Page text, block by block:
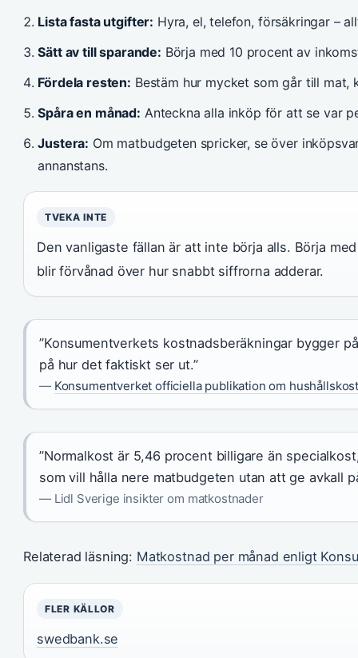
Lista fasta utgifter: Hyra, el, telefon, försäkringar –
Sätt av till sparande: Börja med 10 procent av
Fördela resten: Bestäm hur mycket som går till mat,
Spåra en månad: Anteckna alla inköp för att se var
Justera: Om matbudgeten spricker, se över
annanstans.
TVEKA INTE
Den vanligaste fällan är att inte börja alls. Börja
blir förvånad över hur snabbt siffrorna adderar.
”Konsumentverkets kostnadsberäkningar bygger
på hur det faktiskt ser ut.”
— Konsumentverket officiella publikation om
”Normalkost är 5,46 procent billigare än
som vill hålla nere matbudgeten utan att ge avkall
— Lidl Sverige insikter om matkostnader
Relaterad läsning: Matkostnad per månad enligt
FLER KÄLLOR
swedbank.se